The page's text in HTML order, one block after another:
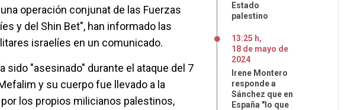
operación conjunat de las Fuerzas
y del Shin Bet", han informado las
israelíes en un comunicado.
sido "asesinado" durante el ataque del 7
y su cuerpo fue llevado a la
por los propios milicianos palestinos,
Estado
palestino
13:25 h,
18 de mayo de
2024
Irene Montero
responde a
Sánchez que en
España "lo que